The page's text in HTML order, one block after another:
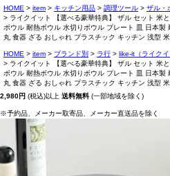
HOME item キッチン用品 調理ツール
ザル・
ライクイット 【選べる豪華特典】 ザル セット 米
ボウル 耐熱ボウル 水切りボウル プレート 皿 日本
丸 食器 ざる おしゃれ プラスチック キッチン 浅型
HOME item ブランド別 ラ行
like-it（ライクイ
ライクイット 【選べる豪華特典】 ザル セット 米
ボウル 耐熱ボウル 水切りボウル プレート 皿 日本
丸 食器 ざる おしゃれ プラスチック キッチン 浅型
2,980円 (税込)以上 送料無料 (一部地域を除く)
※予約品、メーカー取寄品、メーカー直送品を除く